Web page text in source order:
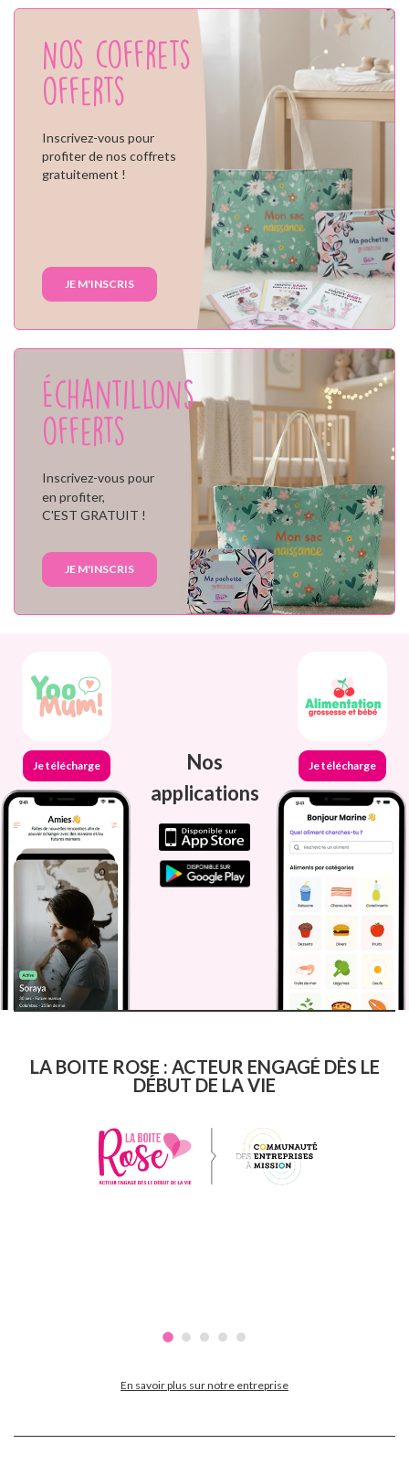
Nos coffrets
offerts
Inscrivez-vous pour
profiter de nos coffrets
gratuitement !
JE M'INSCRIS
Échantillons
offerts
Inscrivez-vous pour
en profiter,
C'EST GRATUIT !
JE M'INSCRIS
Je télécharge
Nos
applications
Je télécharge
LA BOITE ROSE : ACTEUR ENGAGÉ DÈS LE
DÉBUT DE LA VIE
En savoir plus sur notre entreprise